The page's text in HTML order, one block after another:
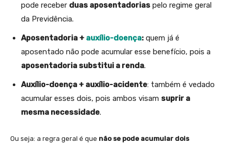
pode receber duas aposentadorias pelo regime geral
da Previdência.
Aposentadoria + auxílio-doença: quem já é
aposentado não pode acumular esse benefício, pois a
aposentadoria substitui a renda.
Auxílio-doença + auxílio-acidente: também é vedado
acumular esses dois, pois ambos visam suprir a
mesma necessidade.
Ou seja: a regra geral é que não se pode acumular dois